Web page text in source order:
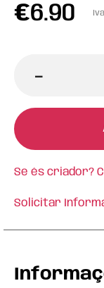
€6.90
-
Se és criador?
Solicitar